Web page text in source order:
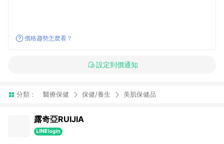
價格趨勢怎麼看？
設定到價通知
分類： 醫療保健 保健/養生 美肌保健品
露奇亞RUIJIA